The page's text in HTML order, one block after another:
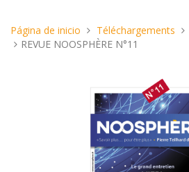
Estas
aquí:
Página de inicio Téléchargements
REVUE NOOSPHÈRE N°11